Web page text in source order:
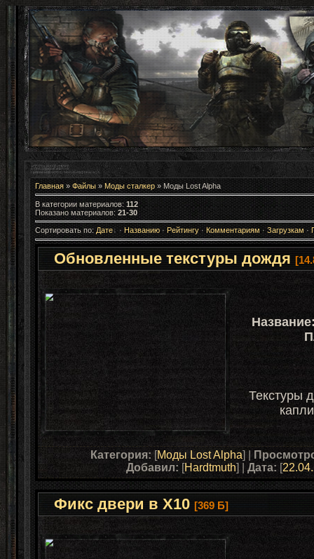
Главная» Файлы» Моды сталкер» Моды Lost Alpha
В категории материалов: 112
Показано материалов: 21-30
Сортировать по: Дате · Названию· Рейтингу· Комментариям · Загрузкам ·
Обновленные текстуры дождя
Текстуры
Категория: [Моды Lost Alpha] |
Добавил: [Hardtmuth] | Дата: [
Фикс двери в X10 [369 Б]